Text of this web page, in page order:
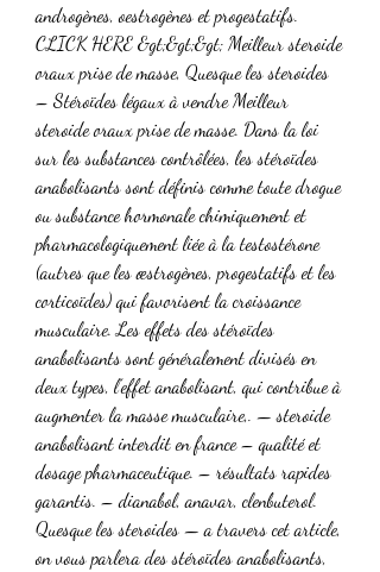
androgènes, oestrogènes et progestatifs.
CLICK HERE &gt;&gt;&gt; Meilleur steroide
oraux prise de masse, Quesque les steroides
– Stéroïdes légaux à vendre Meilleur
steroide oraux prise de masse. Dans la loi
sur les substances contrôlées, les stéroïdes
anabolisants sont définis comme toute drogue
ou substance hormonale chimiquement et
pharmacologiquement liée à la testostérone
(autres que les œstrogènes, progestatifs et les
corticoïdes) qui favorisent la croissance
musculaire. Les effets des stéroïdes
anabolisants sont généralement divisés en
deux types, l’effet anabolisant, qui contribue à
augmenter la masse musculaire,. — steroide
anabolisant interdit en france – qualité et
dosage pharmaceutique. – résultats rapides
garantis. – dianabol, anavar, clenbuterol.
Quesque les steroides — a travers cet article,
on vous parlera des stéroïdes anabolisants,